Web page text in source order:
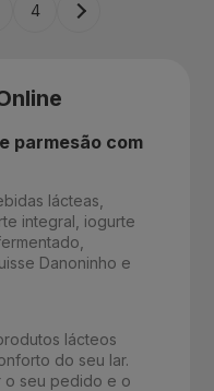
4
parmesão com
lácteas,
integral, iogurte
Danoninho e
lácteos
do seu lar.
o seu pedido e o